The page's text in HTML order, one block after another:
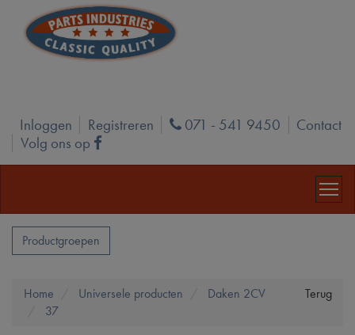
Inloggen Registreren Phone
071 - 541 9450
Contact
Volg ons op
Facebook
Productgroepen
Terug
Home Universele producten
Daken 2CV
37